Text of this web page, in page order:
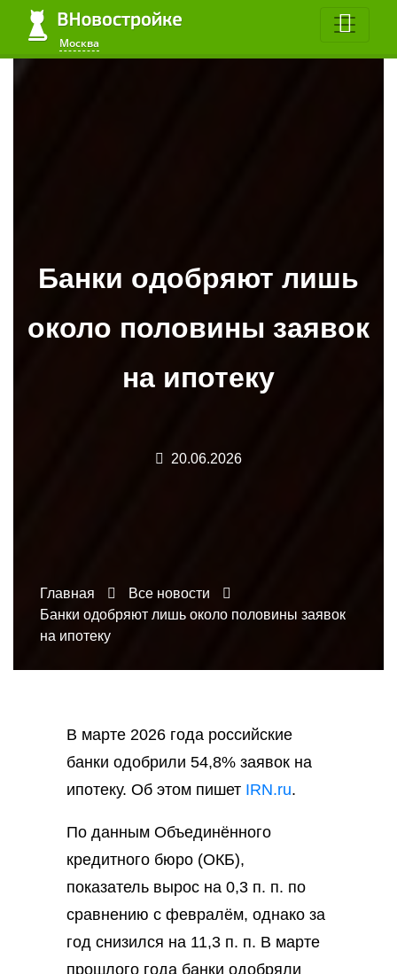
Москва
Банки одобряют лишь
около половины заявок
на ипотеку
20.06.2026
Главная
Все новости
Банки одобряют лишь около половины заявок
на ипотеку
В марте 2026 года российские
банки одобрили 54,8% заявок на
ипотеку. Об этом пишет IRN.ru.
По данным Объединённого
кредитного бюро (ОКБ),
показатель вырос на 0,3 п. п. по
сравнению с февралём, однако за
год снизился на 11,3 п. п. В марте
прошлого года банки одобряли